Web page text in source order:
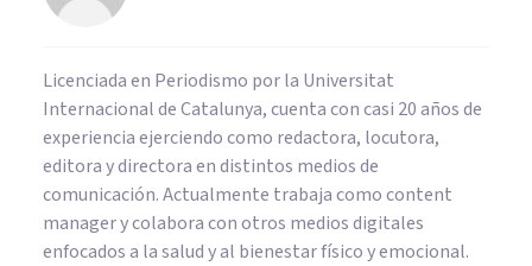
Licenciada en Periodismo por la Universitat
Internacional de Catalunya, cuenta con casi 20 años de
experiencia ejerciendo como redactora, locutora,
editora y directora en distintos medios de
comunicación. Actualmente trabaja como content
manager y colabora con otros medios digitales
enfocados a la salud y al bienestar físico y emocional.